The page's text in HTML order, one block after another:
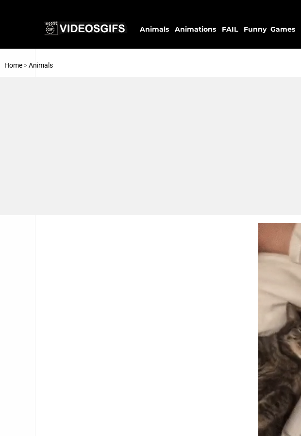
Animals Animations FAIL Funny Games
Home >Animals